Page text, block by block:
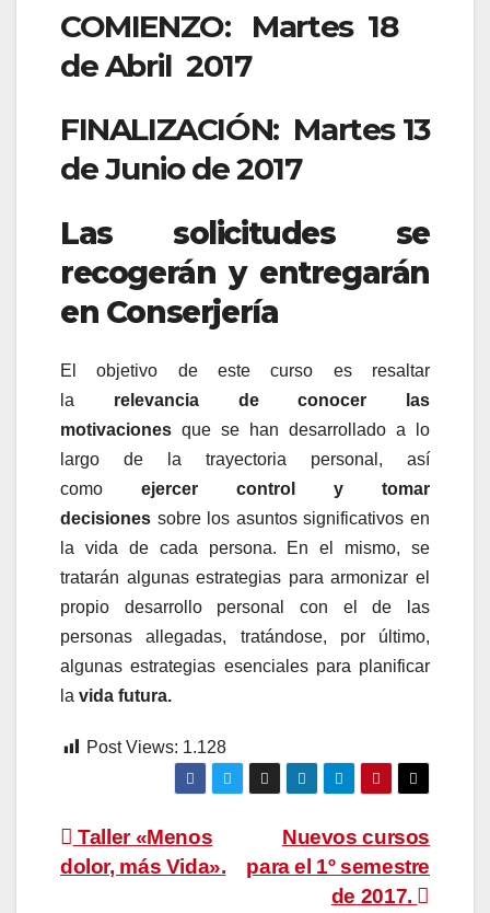
COMIENZO: Martes 18
de Abril 2017
FINALIZACIÓN: Martes 13
de Junio de 2017
Las solicitudes se
recogerán y entregarán
en Conserjería
El objetivo de este curso es resaltar
la
relevancia de conocer las
motivaciones que se han desarrollado a lo
largo de la trayectoria personal, así
como ejercer control y tomar
decisiones sobre los asuntos significativos en
la vida de cada persona. En el mismo, se
tratarán algunas estrategias para armonizar el
propio desarrollo personal con el de las
personas allegadas, tratándose, por último,
algunas estrategias esenciales para planificar
la vida futura.
Post Views: 1.128
Navegación
de
Nuevos cursos
para el 1º semestre
de 2017.
Taller «Menos
dolor, más Vida».